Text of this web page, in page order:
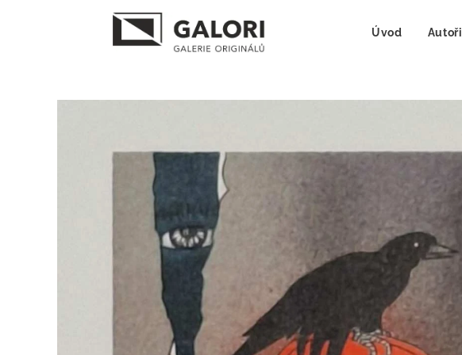
Úvod Autoři